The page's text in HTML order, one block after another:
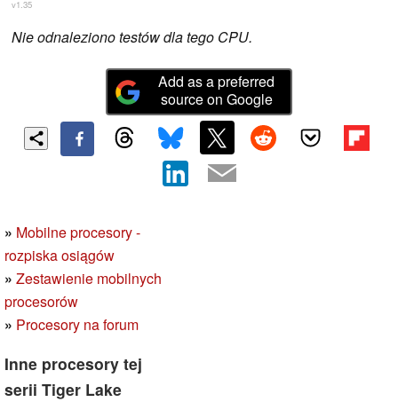
v1.35
Nie odnaleziono testów dla tego CPU.
Add as a preferred
source on Google
» Mobilne procesory -
rozpiska osiągów
» Zestawienie mobilnych
procesorów
» Procesory na forum
Inne procesory tej
serii Tiger Lake